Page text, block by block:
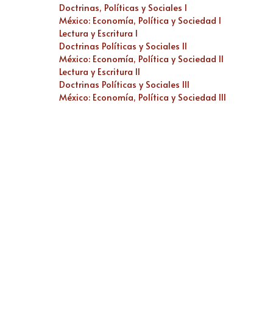
Doctrinas, Políticas y Sociales I
México: Economía, Política y Sociedad I
Lectura y Escritura I
Doctrinas Políticas y Sociales II
México: Economía, Política y Sociedad II
Lectura y Escritura II
Doctrinas Políticas y Sociales III
México: Economía, Política y Sociedad III